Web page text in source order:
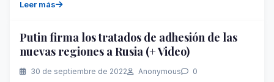
Leer más
Putin firma los tratados de adhesión de las
nuevas regiones a Rusia (+ Video)
30 de septiembre de 2022 Anonymous 0